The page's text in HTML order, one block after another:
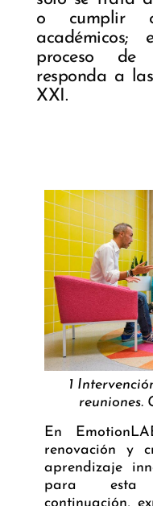
o cumplir
proceso de
responda a
XXI.
1
En
renovación y
aprendizaje
para esta